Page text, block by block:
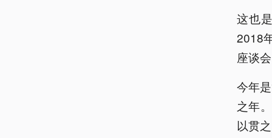
这也
2018
座谈
今年
之年
以贯